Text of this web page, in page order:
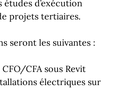
d’exécution
projets tertiaires.
seront les suivantes :
CFA sous Revit
électriques sur